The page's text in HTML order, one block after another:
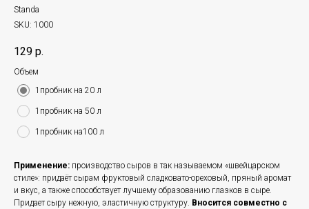
Standa
SKU: 1000
129 р.
Объем
1пробник на 20 л
1пробник на 50 л
1пробник на100 л
Применение: производство сыров в так называемом «швейцарском
стиле»: придаёт сырам фруктовый сладковато-ореховый, пряный аромат
и вкус, а также способствует лучшему образованию глазков в сыре.
Придает сыру нежную, эластичную структуру. Вносится совместно с